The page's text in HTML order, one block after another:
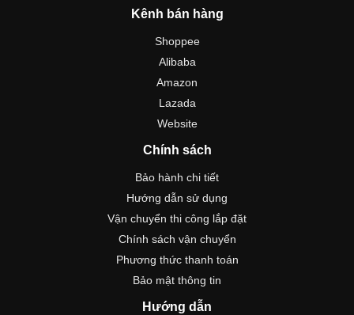
Kênh bán hàng
Shoppee
Alibaba
Amazon
Lazada
Website
Chính sách
Bảo hành chi tiết
Hướng dẫn sử dụng
Vận chuyển thi công lắp đặt
Chính sách vận chuyển
Phương thức thanh toán
Bảo mật thông tin
Hướng dẫn